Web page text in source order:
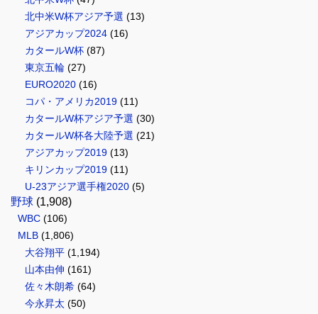
北中米W杯アジア予選 (13)
アジアカップ2024 (16)
カタールW杯 (87)
東京五輪 (27)
EURO2020 (16)
コパ・アメリカ2019 (11)
カタールW杯アジア予選 (30)
カタールW杯各大陸予選 (21)
アジアカップ2019 (13)
キリンカップ2019 (11)
U-23アジア選手権2020 (5)
野球 (1,908)
WBC (106)
MLB (1,806)
大谷翔平 (1,194)
山本由伸 (161)
佐々木朗希 (64)
今永昇太 (50)